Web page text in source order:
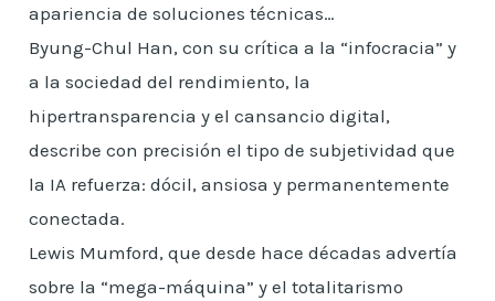
apariencia de soluciones técnicas…
Byung-Chul Han, con su crítica a la “infocracia” y
a la sociedad del rendimiento, la
hipertransparencia y el cansancio digital,
describe con precisión el tipo de subjetividad que
la IA refuerza: dócil, ansiosa y permanentemente
conectada.
Lewis Mumford, que desde hace décadas advertía
sobre la “mega-máquina” y el totalitarismo